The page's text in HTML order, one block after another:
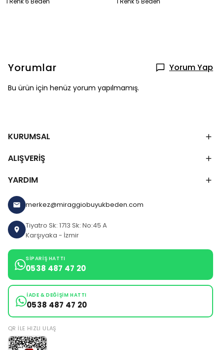
Yorumlar Yorum Yap
Bu ürün için henüz yorum yapılmamış.
KURUMSAL
ALIŞVERİŞ
YARDIM
merkez@miraggiobuyukbeden.com
Tiyatro Sk: 1713 Sk: No:45 A
Karşıyaka - İzmir
SIPARIŞ HATTI
0538 487 47 20
İADE & DEĞIŞIM HATTI
0538 487 47 20
QR ILE HIZLI ULAŞ